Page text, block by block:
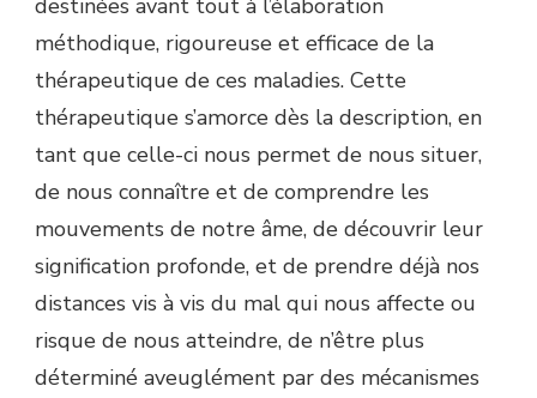
méthodique, rigoureuse et efficace de la
thérapeutique de ces maladies. Cette
thérapeutique s’amorce dès la description, en
tant que celle-ci nous permet de nous situer,
de nous connaître et de comprendre les
mouvements de notre âme, de découvrir leur
signification profonde, et de prendre déjà nos
distances vis à vis du mal qui nous affecte ou
risque de nous atteindre, de n’être plus
déterminé aveuglément par des mécanismes